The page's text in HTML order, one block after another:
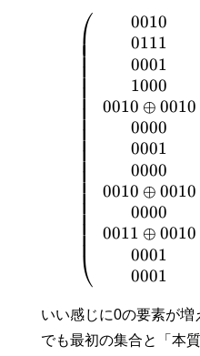
⎝
⎜
⎜⎜⎜⎜⎜⎜⎜⎜⎜⎜⎜⎜⎜⎜⎜⎜⎜⎜⎜⎜⎛ 0010
0111
0001
1000
0010 ⊕ 0010
0000
0001
0000
0010 ⊕ 0010
0000
0011 ⊕ 0010
0001
0001
いい感じに0の要素が
でも最初の集合と「本